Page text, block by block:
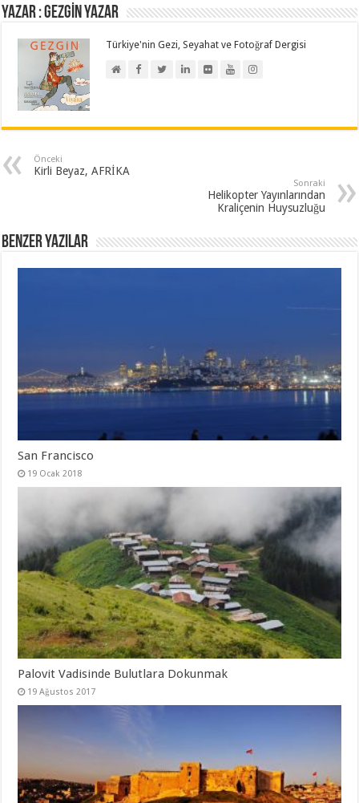
Yazar : GEZGİN YAZAR
Türkiye'nin Gezi, Seyahat ve Fotoğraf Dergisi
Önceki
Kirli Beyaz, AFRİKA
Sonraki
Helikopter Yayınlarından
Kraliçenin Huysuzluğu
Benzer Yazılar
San Francisco
19 Ocak 2018
Palovit Vadisinde Bulutlara Dokunmak
19 Ağustos 2017